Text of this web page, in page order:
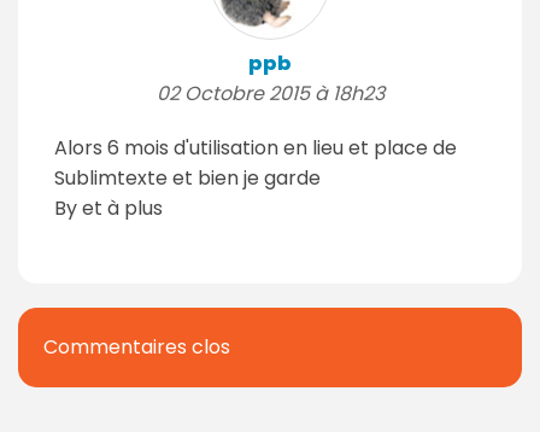
ppb
02 Octobre 2015 à 18h23
Alors 6 mois d'utilisation en lieu et place de
Sublimtexte et bien je garde
By et à plus
Commentaires clos